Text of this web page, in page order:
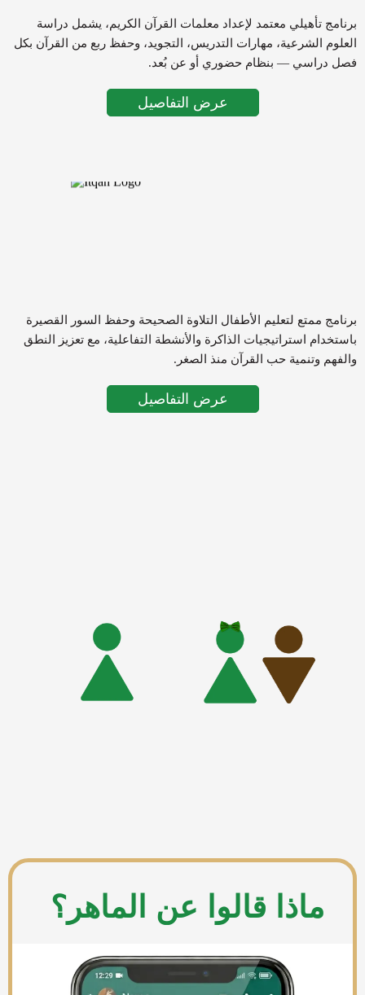
برنامج تأهيلي معتمد لإعداد معلمات القرآن الكريم، يشمل دراسة
العلوم الشرعية، مهارات التدريس، التجويد، وحفظ ربع من القرآن بكل
فصل دراسي — بنظام حضوري أو عن بُعد.
عرض التفاصيل
برنامج ممتع لتعليم الأطفال التلاوة الصحيحة وحفظ السور القصيرة
باستخدام استراتيجيات الذاكرة والأنشطة التفاعلية، مع تعزيز النطق
والفهم وتنمية حب القرآن منذ الصغر.
عرض التفاصيل
ماذا قالوا عن